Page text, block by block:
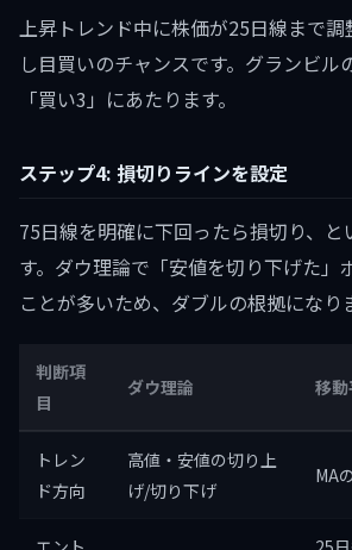
上昇トレンド中に株価が25日線まで
し目買いのチャンスです。グランビル
「買い3」にあたります。
ステップ4: 損切りラインを設定
75日線を明確に下回ったら損切り、と
す。ダウ理論で「安値を切り下げた」
ことが多いため、ダブルの根拠になり
判断項
目
ダウ理論 移
トレン
ド方向
高値・安値の切り上
げ/切り下げ
MA